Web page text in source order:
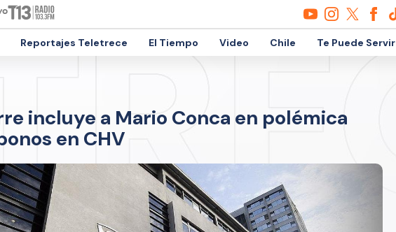
Reportajes Teletrece El Tiempo Video Chile Te Puede Servir
incluye a Mario Conca en polémica
en CHV